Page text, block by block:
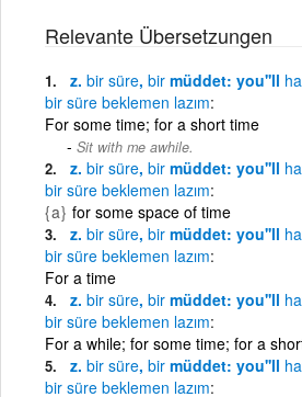
Relevante Übersetzungen
z. bir süre, bir müddet: you''ll
bir süre beklemen lazım
For some time; for a short time
Sit with me awhile.
z. bir süre, bir müddet: you''ll
bir süre beklemen lazım
{a} for some space of time
z. bir süre, bir müddet: you''ll
bir süre beklemen lazım
For a time
z. bir süre, bir müddet: you''ll
bir süre beklemen lazım
For a while; for some time; for a
z. bir süre, bir müddet: you''ll
bir süre beklemen lazım